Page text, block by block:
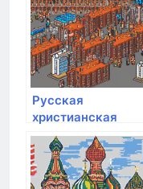
Русская
христианская
гуманитарная
академия им. Ф.М.
Достоевского